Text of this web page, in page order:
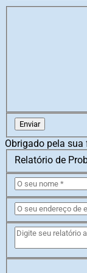
Enviar
Obrigado pela
Relatório de